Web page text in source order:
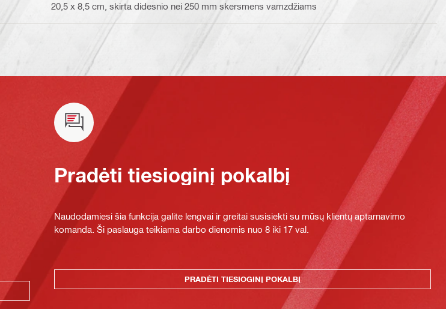
20,5 x 8,5 cm, skirta didesnio nei 250 mm skersmens vamzdžiams
Pradėti tiesioginį pokalbį
Naudodamiesi šia funkcija galite lengvai ir greitai susisiekti su mūsų klientų aptarnavimo
komanda. Ši paslauga teikiama darbo dienomis nuo 8 iki 17 val.
PRADĖTI TIESIOGINĮ POKALBĮ